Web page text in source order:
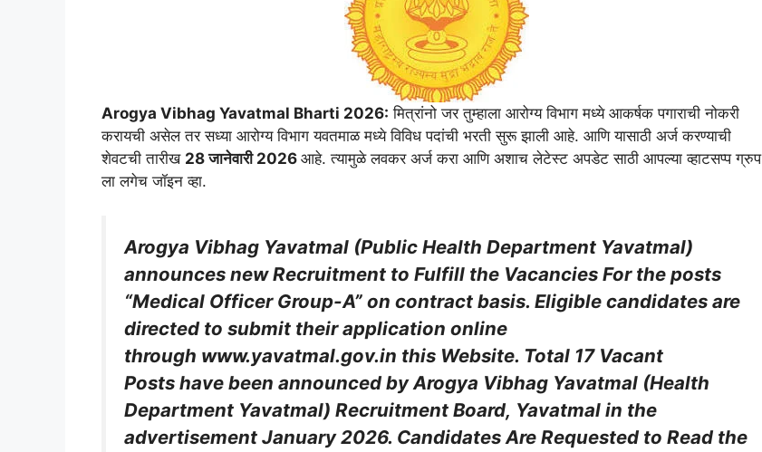
Arogya Vibhag Yavatmal Bharti 2026: मित्रांनो जर तुम्हाला आरोग्य विभाग मध्ये आकर्षक पगाराची नोकरी
करायची असेल तर सध्या आरोग्य विभाग यवतमाळ मध्ये विविध पदांची भरती सुरू झाली आहे. आणि यासाठी अर्ज करण्याची
शेवटची तारीख 28 जानेवारी 2026 आहे. त्यामुळे लवकर अर्ज करा आणि अशाच लेटेस्ट अपडेट साठी आपल्या व्हाटसप्प ग्रुप
ला लगेच जॉइन व्हा.
Arogya Vibhag Yavatmal (Public Health Department Yavatmal)
announces new Recruitment to Fulfill the Vacancies For the posts
“Medical Officer Group-A” on contract basis. Eligible candidates are
directed to submit their application online
through www.yavatmal.gov.in this Website. Total 17 Vacant
Posts have been announced by Arogya Vibhag Yavatmal (Health
Department Yavatmal) Recruitment Board, Yavatmal in the
advertisement January 2026. Candidates Are Requested to Read the